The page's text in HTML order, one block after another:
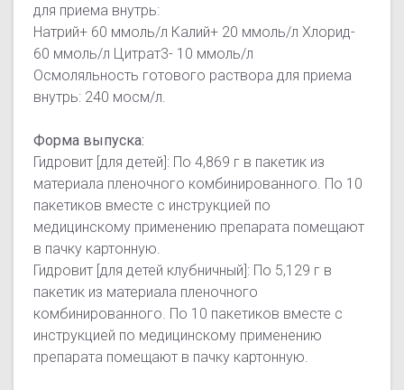
для приема внутрь:
Натрий+ 60 ммоль/л Калий+ 20 ммоль/л Хлорид-
60 ммоль/л Цитрат3- 10 ммоль/л
Осмоляльность готового раствора для приема
внутрь: 240 мосм/л.
Форма выпуска:
Гидровит [для детей]: По 4,869 г в пакетик из
материала пленочного комбинированного. По 10
пакетиков вместе с инструкцией по
медицинскому применению препарата помещают
в пачку картонную.
Гидровит [для детей клубничный]: По 5,129 г в
пакетик из материала пленочного
комбинированного. По 10 пакетиков вместе с
инструкцией по медицинскому применению
препарата помещают в пачку картонную.